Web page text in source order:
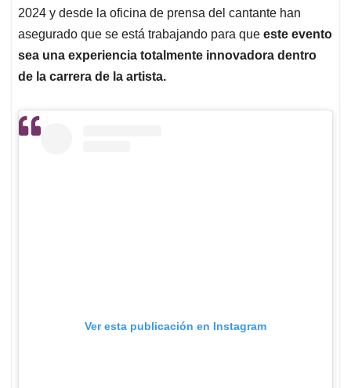
2024 y desde la oficina de prensa del cantante han
asegurado que se está trabajando para que este evento
sea una experiencia totalmente innovadora dentro
de la carrera de la artista.
Ver esta publicación en Instagram